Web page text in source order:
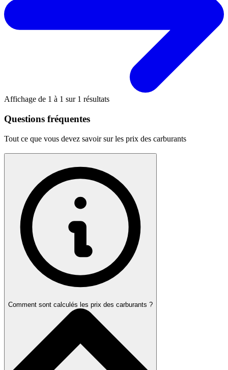
Affichage de 1 à 1 sur 1 résultats
Questions fréquentes
Tout ce que vous devez savoir sur les prix des carburants
Comment sont calculés les prix des carburants ?